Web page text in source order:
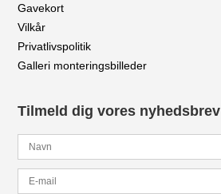
Gavekort
Vilkår
Privatlivspolitik
Galleri monteringsbilleder
Tilmeld dig vores nyhedsbrev